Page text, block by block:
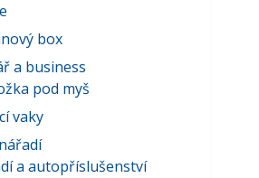
box
a business
pod myš
vaky
a autopříslušenství